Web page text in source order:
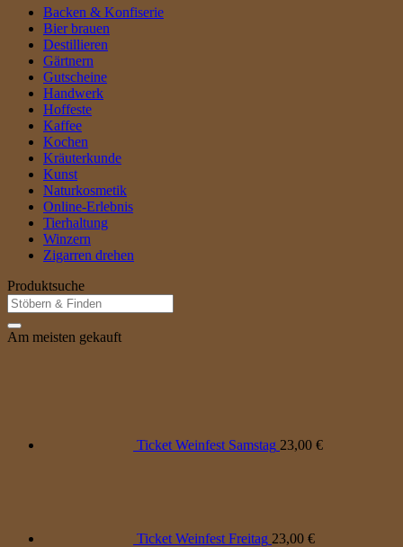
Backen & Konfiserie
Bier brauen
Destillieren
Gärtnern
Gutscheine
Handwerk
Hoffeste
Kaffee
Kochen
Kräuterkunde
Kunst
Naturkosmetik
Online-Erlebnis
Tierhaltung
Winzern
Zigarren drehen
Produktsuche
Suche
nach:
Am meisten gekauft
Ticket Weinfest Samstag 23,00 €
Ticket Weinfest Freitag 23,00 €